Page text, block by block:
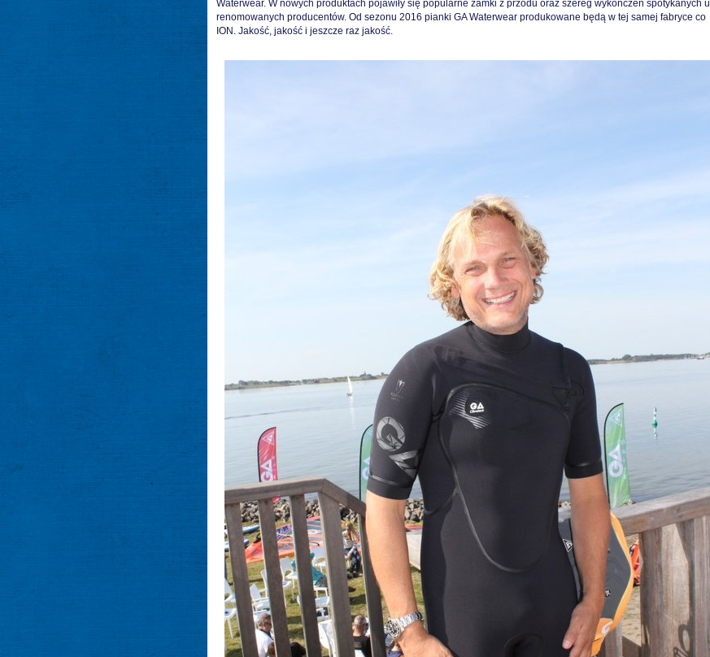
Waterwear. W nowych produktach pojawiły się popularne zamki z przodu oraz szereg wykończeń spotykanych u
renomowanych producentów. Od sezonu 2016 pianki GA Waterwear produkowane będą w tej samej fabryce co
ION. Jakość, jakość i jeszcze raz jakość.